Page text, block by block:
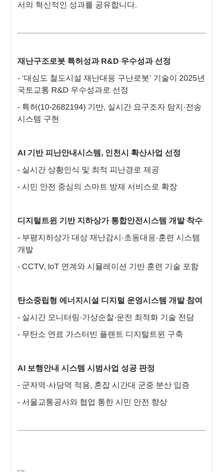
서의 혁신적인 성과를 공유합니다.
재난구조로봇 특허성과 R&D 우수성과 선정
- ‘대심도 철도시설 재난대응 구난로봇’ 기술이 2025년
국토교통 R&D 우수성과로 선정
- 특허(10-2682194) 기반, 실시간 요구조자 탐지·전송
시스템 구현
AI 기반 피난안내시스템, 인천시 확산사업 선정
- 실시간 상황인식 및 최적 피난경로 제공
- 시민 안전 중심의 스마트 방재 서비스로 확장
디지털트윈 기반 지하상가 통합안전시스템 개발 착수
- 부평지하상가 대상 재난감시·초동대응·훈련 시스템
개발
- CCTV, IoT 연계와 시뮬레이션 기반 훈련 기술 포함
탄소중립형 에너지시설 디지털 운영시스템 개발 참여
- 실시간 모니터링·가상순찰·운전 최적화 기술 전담
- 무탄소 연료 가스터빈 플랜트 디지털트윈 구축
AI 보행안내 시스템 시범사업 성공 판정
- 군자역·사당역 적용, 혼잡 시간대 군중 분산 입증
- 서울교통공사와 협업 통한 시민 안전 향상